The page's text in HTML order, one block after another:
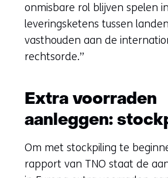
onmisbare rol blijven spelen
leveringsketens tussen
vasthouden aan de
rechtsorde.”
Extra voorraden
aanleggen:
Om met stockpiling te
rapport van TNO staat de